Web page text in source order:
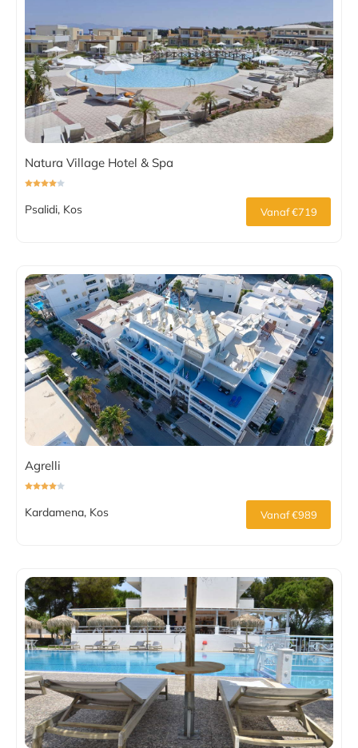
Natura Village Hotel & Spa
Psalidi, Kos Vanaf €719
Agrelli
Kardamena, Kos Vanaf €989